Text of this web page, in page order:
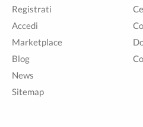
Registrati
Accedi
Marketplace
Blog
News
Sitemap